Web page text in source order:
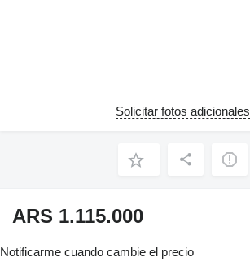
Solicitar fotos adicionales
ARS 1.115.000
Notificarme cuando cambie el precio